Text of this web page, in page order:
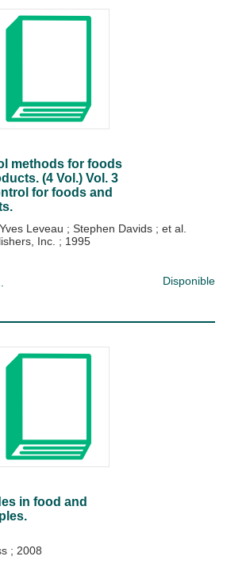
methods for foods
(4 Vol.) Vol. 3
for foods and
Leveau ; Stephen Davids ; et al.
Inc. ; 1995
Disponible
in food and
; 2008